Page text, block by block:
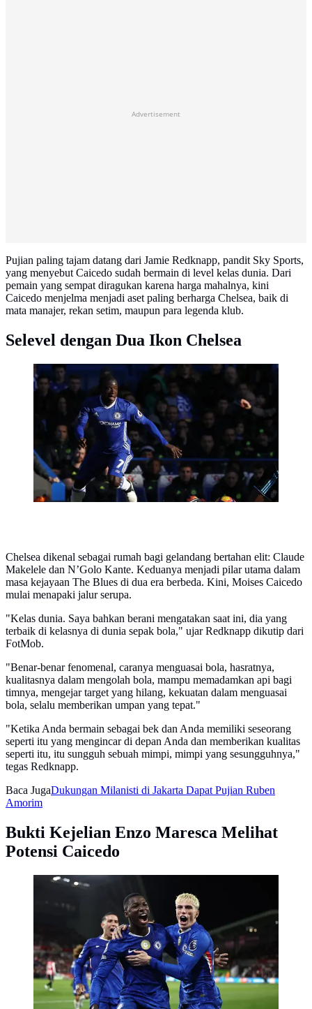
Advertisement
Pujian paling tajam datang dari Jamie Redknapp, pandit Sky Sports,
yang menyebut Caicedo sudah bermain di level kelas dunia. Dari
pemain yang sempat diragukan karena harga mahalnya, kini
Caicedo menjelma menjadi aset paling berharga Chelsea, baik di
mata manajer, rekan setim, maupun para legenda klub.
Selevel dengan Dua Ikon Chelsea
Manajer Arsenal, Arsene Wenger, ternyata sudah lama
menganggumi sosok gelandang Chelsea, N'Golo
Kante. (AFP/Adrian Dennis)
Chelsea dikenal sebagai rumah bagi gelandang bertahan elit: Claude
Makelele dan N’Golo Kante. Keduanya menjadi pilar utama dalam
masa kejayaan The Blues di dua era berbeda. Kini, Moises Caicedo
mulai menapaki jalur serupa.
"Kelas dunia. Saya bahkan berani mengatakan saat ini, dia yang
terbaik di kelasnya di dunia sepak bola," ujar Redknapp dikutip dari
FotMob.
"Benar-benar fenomenal, caranya menguasai bola, hasratnya,
kualitasnya dalam mengolah bola, mampu memadamkan api bagi
timnya, mengejar target yang hilang, kekuatan dalam menguasai
bola, selalu memberikan umpan yang tepat."
"Ketika Anda bermain sebagai bek dan Anda memiliki seseorang
seperti itu yang mengincar di depan Anda dan memberikan kualitas
seperti itu, itu sungguh sebuah mimpi, mimpi yang sesungguhnya,"
tegas Redknapp.
Baca JugaDukungan Milanisti di Jakarta Dapat Pujian Ruben
Amorim
Bukti Kejelian Enzo Maresca Melihat
Potensi Caicedo